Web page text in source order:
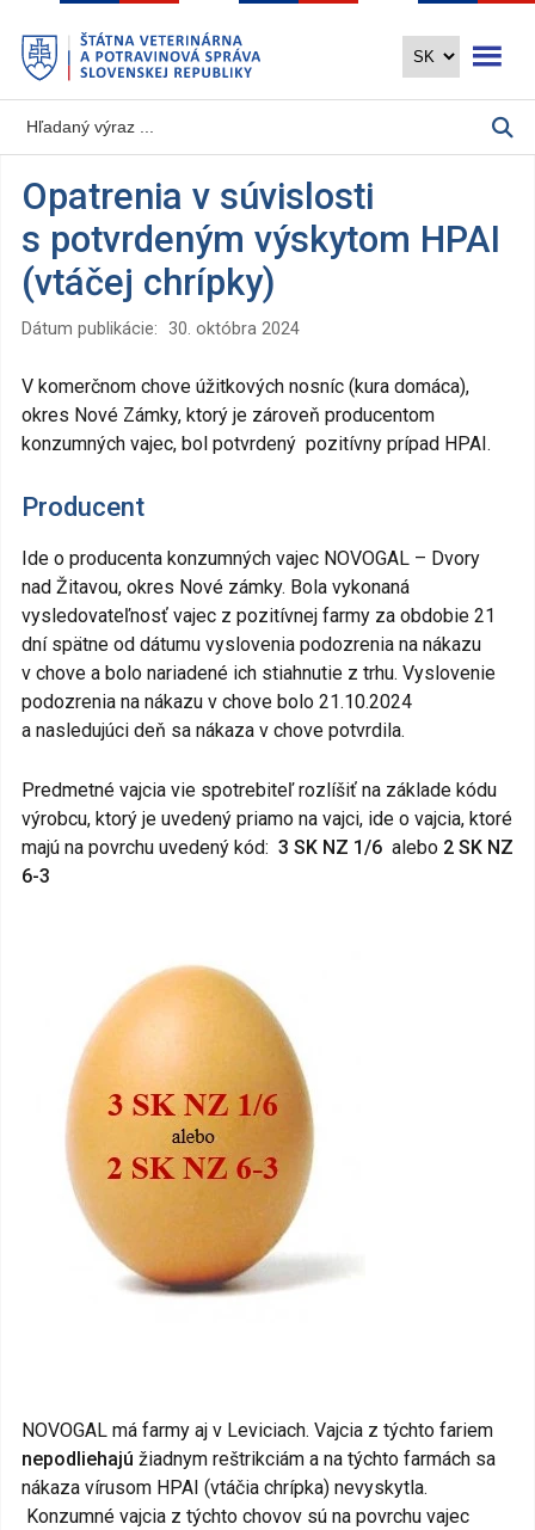
hlavný
obsah
Opatrenia v súvislosti
s potvrdeným výskytom HPAI
(vtáčej chrípky)
Dátum publikácie: 30. októbra 2024
V komerčnom chove úžitkových nosníc (kura domáca),
okres Nové Zámky, ktorý je zároveň producentom
konzumných vajec, bol potvrdený pozitívny prípad HPAI.
Producent
Ide o producenta konzumných vajec NOVOGAL – Dvory
nad Žitavou, okres Nové zámky. Bola vykonaná
vysledovateľnosť vajec z pozitívnej farmy za obdobie 21
dní spätne od dátumu vyslovenia podozrenia na nákazu
v chove a bolo nariadené ich stiahnutie z trhu. Vyslovenie
podozrenia na nákazu v chove bolo 21.10.2024
a nasledujúci deň sa nákaza v chove potvrdila.
Predmetné vajcia vie spotrebiteľ rozlíšiť na základe kódu
výrobcu, ktorý je uvedený priamo na vajci, ide o vajcia, ktoré
majú na povrchu uvedený kód: 3 SK NZ 1/6alebo 2 SK NZ
6-3
NOVOGAL má farmy aj v Leviciach. Vajcia z týchto fariem
nepodliehajú žiadnym reštrikciám a na týchto farmách sa
nákaza vírusom HPAI (vtáčia chrípka) nevyskytla.
Konzumné vajcia z týchto chovov sú na povrchu vajec